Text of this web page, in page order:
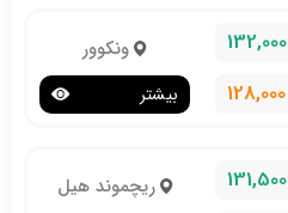
132,000
128,000
ونکوور
بیشتر
131,500 ریچموند هیل